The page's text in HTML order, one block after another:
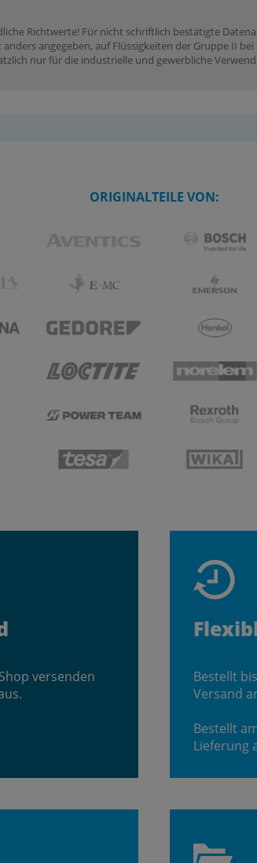
Richtwerte! Für nicht schriftlich bestätigte
angegeben, auf Flüssigkeiten der Gruppe II bei
nur für die industrielle und gewerbliche
ORIGINALTEILE VON:
versenden
Bestellt
Versand
Bestellt
Lieferung